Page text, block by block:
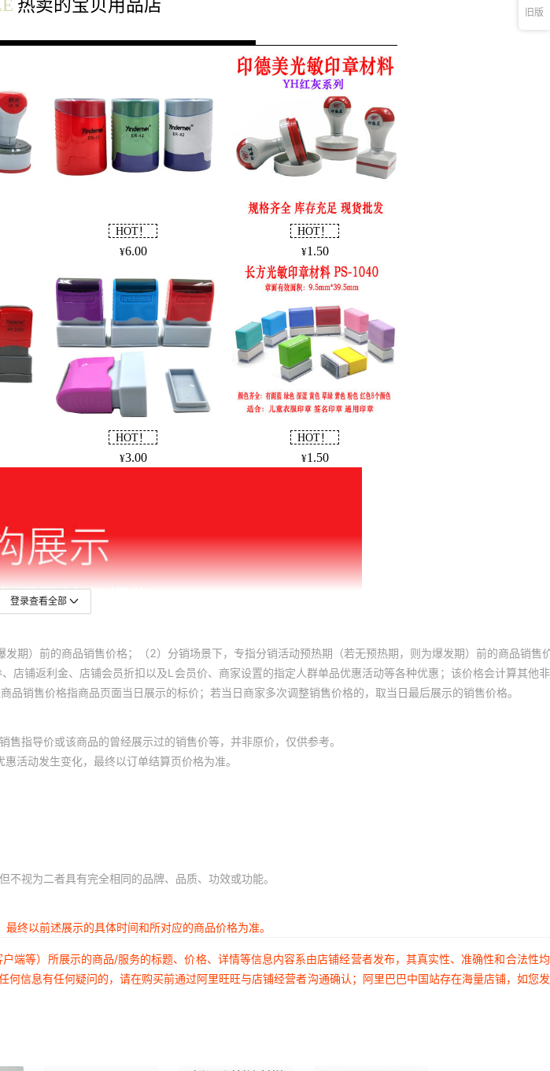
0.40
7.296
登录查看全部
期）前的商品销售价格；（2）分销场景下，专指分销活动预热期（若无预热期，则为爆发期）前的商品销售
铺返利金、店铺会员折扣以及L会员价、商家设置的指定人群单品优惠活动等各种优惠；该价格会计算其他
销售价格指商品页面当日展示的标价；若当日商家多次调整销售价格的，取当日最后展示的销售价格。
指导价或该商品的曾经展示过的销售价等，并非原价，仅供参考。
活动发生变化，最终以订单结算页价格为准。
视为二者具有完全相同的品牌、品质、功效或功能。
终以前述展示的具体时间和所对应的商品价格为准。
端等）所展示的商品/服务的标题、价格、详情等信息内容系由店铺经营者发布，其真实性、准确性和合法性
信息有任何疑问的，请在购买前通过阿里旺旺与店铺经营者沟通确认；阿里巴巴中国站存在海量店铺，如您
旧版